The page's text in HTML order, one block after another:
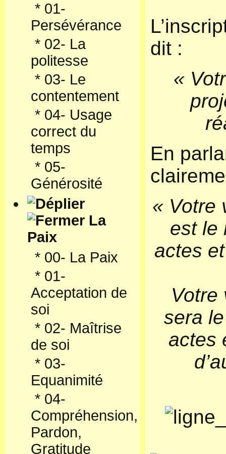
* 01-
Persévérance
* 02- La
politesse
* 03- Le
contentement
* 04- Usage
correct du
temps
* 05-
Générosité
La
Paix
* 00- La Paix
* 01-
Acceptation de
soi
* 02- Maîtrise
de soi
* 03-
Equanimité
* 04-
Compréhension,
Pardon,
Gratitude
dit :
«
En
« Votre
est le
actes
Votre
sera
actes